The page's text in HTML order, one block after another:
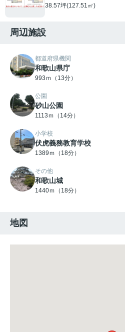
38.57坪(127.51㎡)
周辺施設
都道府県機関
和歌山県庁
993ｍ（13分）
公園
砂山公園
1113ｍ（14分）
小学校
伏虎義務教育学校
1389ｍ（18分）
その他
和歌山城
1440ｍ（18分）
地図